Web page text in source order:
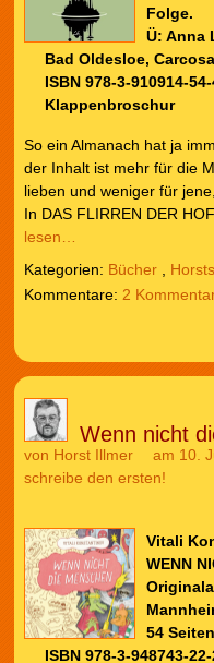
Folge.
Ü: Anna
Bad Oldesloe,
ISBN 978-3-910914-
Klappenbroschur
So ein Almanach hat ja
der Inhalt ist mehr für die
lieben und weniger für
In DAS FLIRREN DER
lesen…
Kategorien: Bücher,
2
Wenn nicht
von Horst Illmer am 10.
schreibe den ersten!
Vitali
WENN
54 Seiten
ISBN 978-3-948743-